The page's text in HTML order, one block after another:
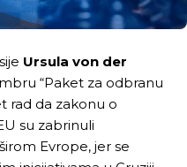
Ursula von der
“Paket za odbranu
rad da zakonu o
su zabrinuli
Evrope, jer se